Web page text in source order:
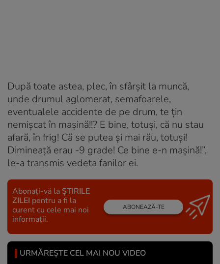
După toate astea, plec, în sfârșit la muncă,
unde drumul aglomerat, semafoarele,
eventualele accidente de pe drum, te țin
nemișcat în mașină!!? E bine, totuși, că nu stau
afară, în frig! Că se putea și mai rău, totuși!
Dimineață erau -9 grade! Ce bine e-n mașină!”,
le-a transmis vedeta fanilor ei.
Abonați-vă la ȘTIRILE
ZILEI pentru a fi la
curent cu cele mai noi
informații.
ABONEAZĂ-TE
URMĂREȘTE CEL MAI NOU VIDEO